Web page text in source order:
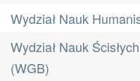
Wydział Nauk
Wydział Nauk
(WGB)